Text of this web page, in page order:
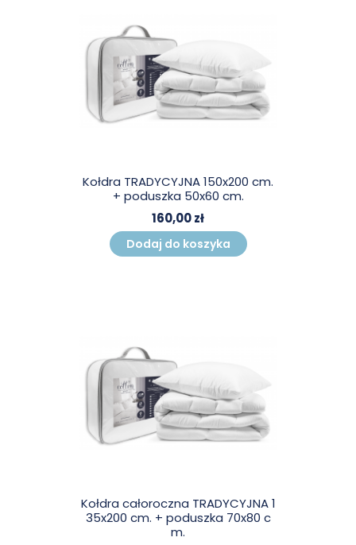
Kołdra TRADYCYJNA 150x200 cm.
+ poduszka 50x60 cm.
160,00 zł
Dodaj do koszyka
Kołdra całoroczna TRADYCYJNA 1
35x200 cm. + poduszka 70x80 c
m.